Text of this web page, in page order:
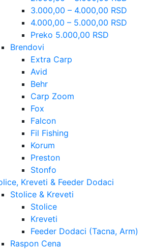
3.000,00 – 4.000,00 RSD
4.000,00 – 5.000,00 RSD
Preko 5.000,00 RSD
Brendovi
Extra Carp
Avid
Behr
Carp Zoom
Fox
Falcon
Fil Fishing
Korum
Preston
Stonfo
Kreveti & Feeder Dodaci
Stolice & Kreveti
Stolice
Kreveti
Feeder Dodaci (Tacna, Arm)
Raspon Cena